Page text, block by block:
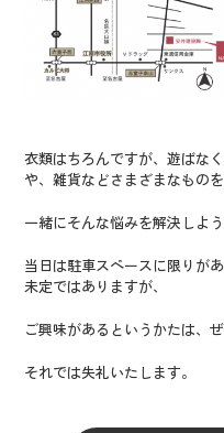
衣類はちろんですが、遊ばな
や、雑貨などさまざまなもの
一緒にそんな悩みを解決しよ
当日は駐車スペースに限りが
未定ではありますが、
ご興味があるというかたは、
それでは失礼いたします。